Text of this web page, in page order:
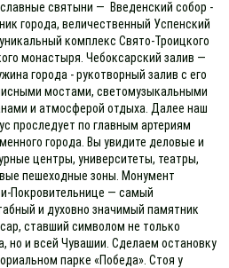
святыни — Введенский собор -
города, величественный Успенский
комплекс Свято-Троицкого
монастыря. Чебоксарский залив —
города - рукотворный залив с его
мостами, светомузыкальными
и атмосферой отдыха. Далее наш
проследует по главным артериям
города. Вы увидите деловые и
центры, университеты, театры,
пешеходные зоны. Монумент
Покровительнице — самый
и духовно значимый памятник
ставший символом не только
но и всей Чувашии. Сделаем остановку
парке «Победа». Стоя у